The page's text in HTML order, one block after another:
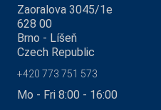
Zaoralova 3045/1e
628 00
Brno - Líšeň
Czech Republic
+420 773 751 573
Mo - Fri 8:00 - 16:00